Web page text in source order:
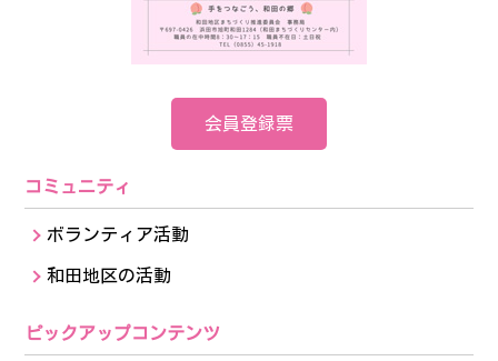
会員登録票
コミュニティ
ボランティア活動
和田地区の活動
ピックアップコンテンツ